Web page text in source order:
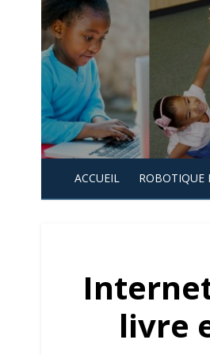
Skip
to
content
ACCUEIL ROBOTIQUE
livre